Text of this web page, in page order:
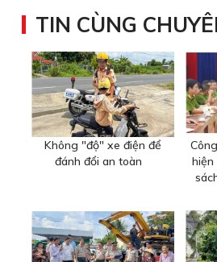
TIN CÙNG
Không "độ" xe điện để
đánh đổi an toàn
hiện